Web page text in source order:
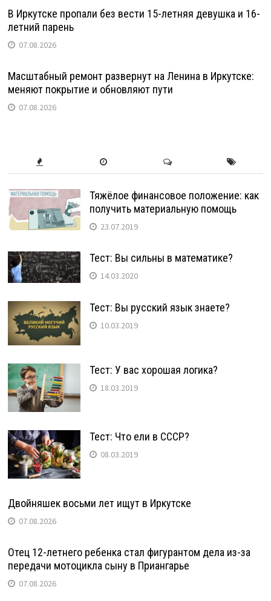
В Иркутске пропали без вести 15-летняя девушка и 16-
летний парень
07.08.2026
Масштабный ремонт развернут на Ленина в Иркутске:
меняют покрытие и обновляют пути
07.08.2026
Тяжёлое финансовое положение: как
получить материальную помощь
23.07.2019
Тест: Вы сильны в математике?
14.03.2020
Тест: Вы русский язык знаете?
10.03.2019
Тест: У вас хорошая логика?
18.03.2019
Тест: Что ели в СССР?
08.03.2019
Двойняшек восьми лет ищут в Иркутске
07.08.2026
Отец 12-летнего ребенка стал фигурантом дела из-за
передачи мотоцикла сыну в Приангарье
07.08.2026